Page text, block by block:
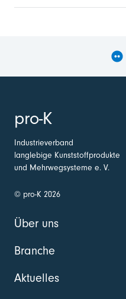
pro-K
Industrieverband
langlebige Kunststoffprodukte
und Mehrwegsysteme e. V.
© pro-K 2026
Über uns
Branche
Aktuelles